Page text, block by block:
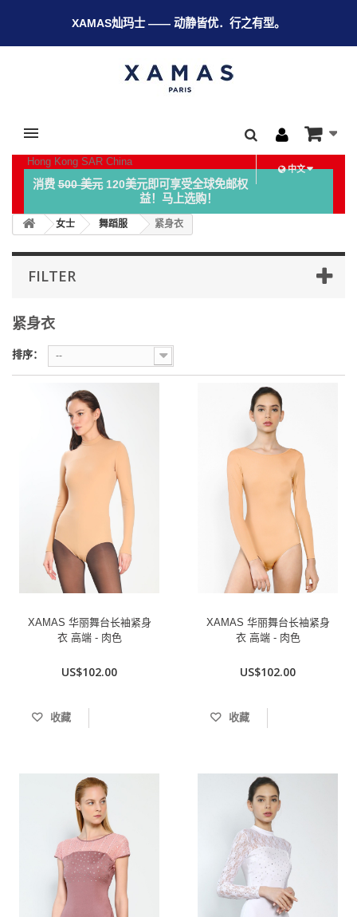
XAMAS灿玛士 —— 动静皆优．行之有型。
Hong Kong SAR China
中文
消费500 美元120美元即可享受全球免邮权
益！马上选购！
女士 舞蹈服 紧身衣
FILTER
紧身衣
排序： --
XAMAS 华丽舞台长袖紧身
衣 高端 - 肉色
US$102.00
收藏
XAMAS 华丽舞台长袖紧身
衣 高端 - 肉色
US$102.00
收藏